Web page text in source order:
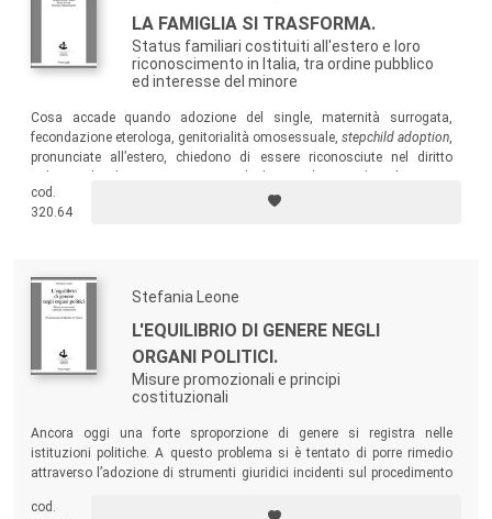
LA FAMIGLIA SI TRASFORMA.
Status familiari costituiti all'estero e loro
riconoscimento in Italia, tra ordine pubblico
ed interesse del minore
Cosa accade quando adozione del single, maternità surrogata,
fecondazione eterologa, genitorialità omosessuale, stepchild adoption,
pronunciate all’estero, chiedono di essere riconosciute nel diritto
approfondire alcuni temi che si porranno sempre di più nella pratica
giudiziaria.
cod.
320.64
Stefania Leone
L'EQUILIBRIO DI GENERE NEGLI
ORGANI POLITICI.
Misure promozionali e principi
costituzionali
Ancora oggi una forte sproporzione di genere si registra nelle
istituzioni politiche. A questo problema si è tentato di porre rimedio
attraverso l’adozione di strumenti giuridici incidenti sul procedimento
quali le Giunte regionali e degli enti locali. Il volume intende analizzare
cod.